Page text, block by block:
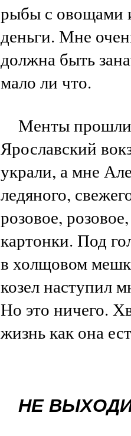
рыбы с овощами
деньги. Мне
должна быть
мало ли что.
Менты
Ярославский
украли, а мне
ледяного,
розовое,
картонки. Под
в холщовом
козел наступил
Но это ничего.
жизнь как она
НЕ